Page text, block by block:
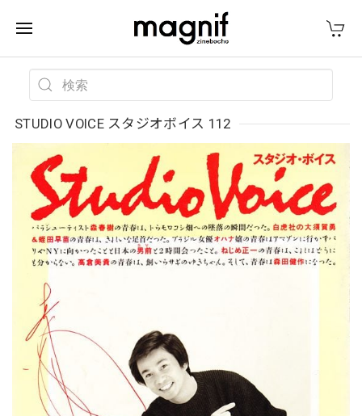
STUDIO VOICE スタジオボイス 112